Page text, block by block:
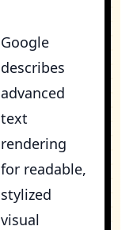
Google
describes
advanced
text
rendering
for readable,
stylized
visual